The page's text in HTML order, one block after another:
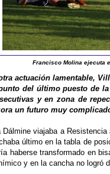
Francisco Molina ejecuta
actuación lamentable,
del último puesto de
y en zona de
un futuro muy
Dálmine viajaba a
último en la tabla de
haberse transformado en
y en la cancha no logró